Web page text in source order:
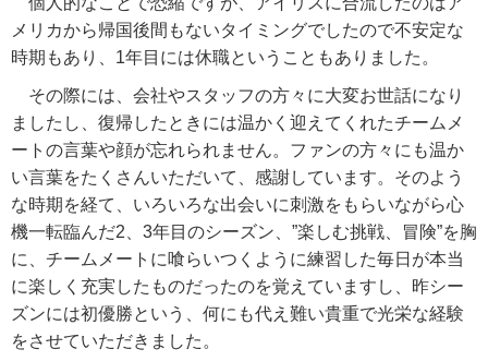
メリカから帰国後間もないタイミングでしたので不安定な
時期もあり、1年目には休職ということもありました。
その際には、会社やスタッフの方々に大変お世話になり
ましたし、復帰したときには温かく迎えてくれたチームメ
ートの言葉や顔が忘れられません。ファンの方々にも温か
い言葉をたくさんいただいて、感謝しています。そのよう
な時期を経て、いろいろな出会いに刺激をもらいながら心
機一転臨んだ2、3年目のシーズン、”楽しむ挑戦、冒険”を胸
に、チームメートに喰らいつくように練習した毎日が本当
に楽しく充実したものだったのを覚えていますし、昨シー
ズンには初優勝という、何にも代え難い貴重で光栄な経験
をさせていただきました。